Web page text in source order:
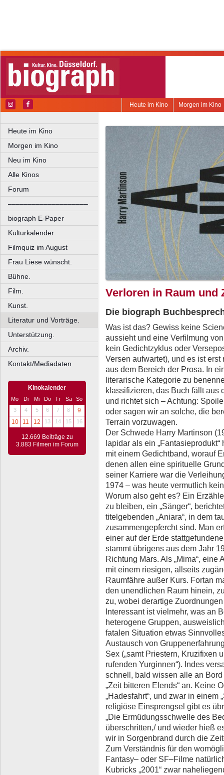
Morgen im Kino
Heute im Kino
Heute im Kino
Morgen im Kino
Neu im Kino
Alle Kinos
Forum
––––––––––––––––––––
biograph E-Paper
Kulturkalender
Filmquiz im August
Frau Liese wünscht.
Bühne.
Film.
Kunst.
Literatur und Vorträge.
Unterstützung.
Archiv.
Kontakt/Mediadaten
Kinokalender
Mo Di Mi Do Fr Sa
So
3
4 5 6 7 8
9
10
11 12 13 14 15 16
12.669 Beiträge zu
3.883 Filmen im Forum
Verloren in Raum und
Die biograph
Was ist das? Gewiss keine
aussieht und eine Verfilmung
kein Gedichtzyklus oder
Versen aufwartet), und es ist
aus dem Bereich der Prosa. In
literarische Kategorie zu
klassifizieren, das Buch fällt aus
und richtet sich – Achtung:
oder sagen wir an solche, die
Terrain vorzuwagen.
Der Schwede Harry Martinson
lapidar als ein
mit einem Gedichtband, worauf
denen allen eine spirituelle
seiner Karriere war die
1974 – was heute vermutlich
Worum also geht es? Ein
zu bleiben, ein „Sänger“,
titelgebenden „Aniara“, in dem
zusammengepfercht sind. Man
einer auf der Erde
stammt übrigens aus dem Jahr
Richtung Mars. Als „Mima“,
mit einem riesigen, allseits
Raumfähre außer Kurs. Fortan
den unendlichen Raum hinein,
zu, wobei derartige
Interessant ist vielmehr, was an
heterogene Gruppen,
fatalen Situation etwas
Austausch von
Sex („samt Priestern, Kruzifixen
rufenden Yurginnen“). Indes
schnell, bald wissen alle an
„Zeit bitteren Elends“ an. Keine
„Hadesfahrt“, und zwar in einem
religiöse Einsprengsel gibt es
„Die Ermüdungsschwelle des
überschritten,/ und wieder hieß
wir in Sorgenbrand durch die
Zum Verständnis für den
Fantasy– oder SF–Filme
Kubricks „2001“ zwar